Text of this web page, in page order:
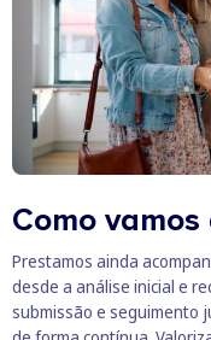
Como
Prestamos ainda
desde a análise inicial e
submissão e seguimento